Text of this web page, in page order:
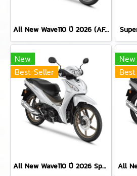
All New Wave110 ปี 2026 (AFS110MSBT 2TH)
New
Best Seller
All New Wave110 ปี 2026 Special Edition (AFS110MCBT 3TH)
New